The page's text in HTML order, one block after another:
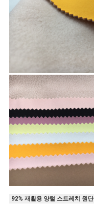
92% 재활용 양털 스트레치 원단